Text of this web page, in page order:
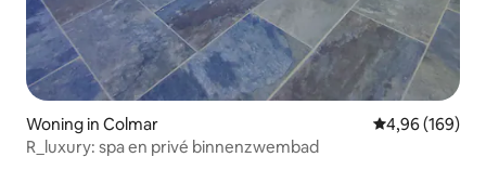
Woning in Colmar Gemiddelde
4,96 (169)
R_luxury: spa en privé binnenzwembad